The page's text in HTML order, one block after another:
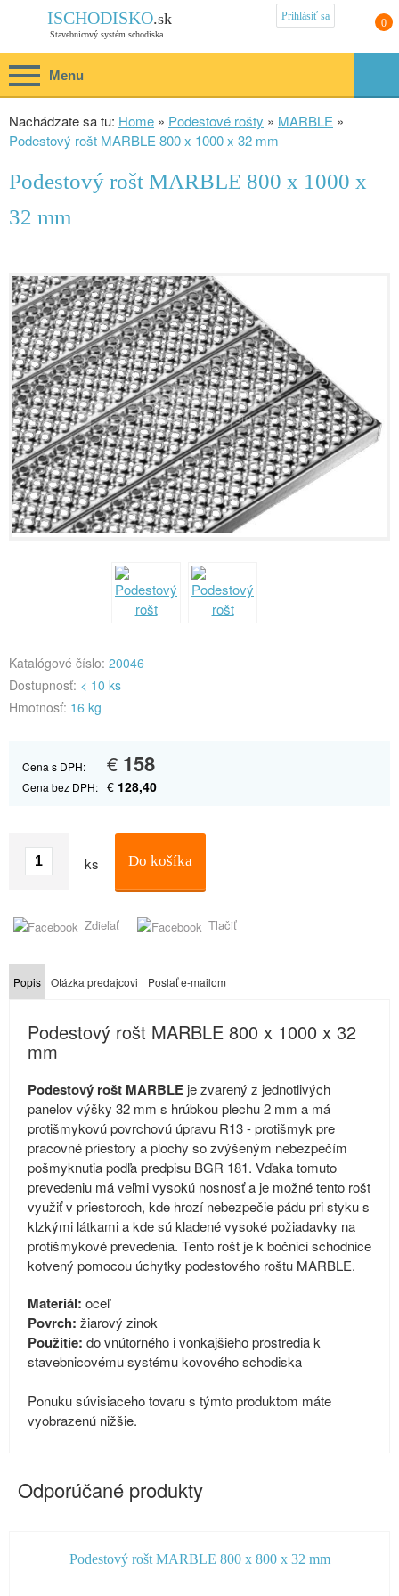
ISCHODISKO Prihlásiť sa
0
Menu
Nachádzate sa tu: Home » Podestové rošty » MARBLE »
Podestový rošt MARBLE 800 x 1000 x 32 mm
Podestový rošt MARBLE 800 x 1000 x
32 mm
Katalógové číslo: 20046
Dostupnosť: < 10 ks
Hmotnosť: 16 kg
Cena s DPH: € 158
Cena bez DPH: € 128,40
ks Do košíka
Zdieľať Tlačiť
Popis Otázka predajcovi Poslať e-mailom
Podestový rošt MARBLE 800 x 1000 x 32
mm
Podestový rošt MARBLE je zvarený z jednotlivých
panelov výšky 32 mm s hrúbkou plechu 2 mm a má
protišmykovú povrchovú úpravu R13 - protišmyk pre
pracovné priestory a plochy so zvýšeným nebezpečím
pošmyknutia podľa predpisu BGR 181. Vďaka tomuto
prevedeniu má veľmi vysokú nosnosť a je možné tento rošt
využiť v priestoroch, kde hrozí nebezpečie pádu pri styku s
klzkými látkami a kde sú kladené vysoké požiadavky na
protišmykové prevedenia. Tento rošt je k bočnici schodnice
kotvený pomocou úchytky podestového roštu MARBLE.
Materiál: oceľ
Povrch: žiarový zinok
Použitie: do vnútorného i vonkajšieho prostredia k
stavebnicovému systému kovového schodiska
Ponuku súvisiaceho tovaru s týmto produktom máte
vyobrazenú nižšie.
Odporúčané produkty
Podestový rošt MARBLE 800 x 800 x 32 mm